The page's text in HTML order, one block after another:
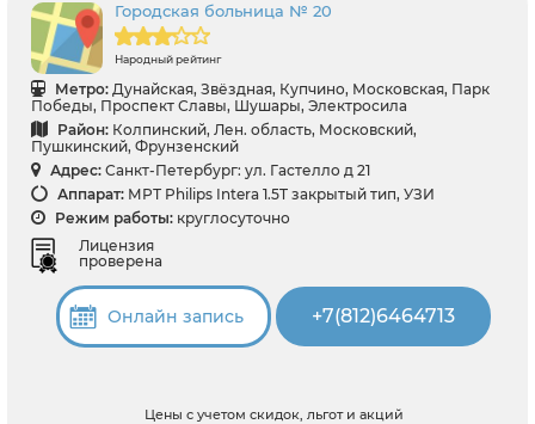
Городская больница № 20
Народный рейтинг
Метро: Дунайская, Звёздная, Купчино, Московская, Парк
Победы, Проспект Славы, Шушары, Электросила
Район: Колпинский, Лен. область, Московский,
Пушкинский, Фрунзенский
Адрес: Санкт-Петербург: ул. Гастелло д 21
Аппарат: МРТ Philips Intera 1.5T закрытый тип, УЗИ
Режим работы: круглосуточно
Лицензия
проверена
Онлайн запись +7(812)6464713
Цены с учетом скидок, льгот и акций